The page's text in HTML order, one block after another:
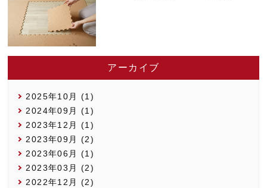
アーカイブ
2025年10月 (1)
2024年09月 (1)
2023年12月 (1)
2023年09月 (2)
2023年06月 (1)
2023年03月 (2)
2022年12月 (2)